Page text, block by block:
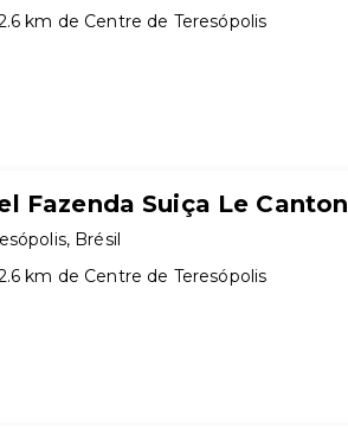
km de Centre de Teresópolis
Fazenda Suiça Le Canton
, Brésil
km de Centre de Teresópolis